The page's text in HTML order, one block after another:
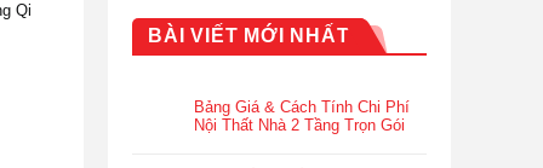
Qi
BÀI VIẾT MỚI NHẤT
Bảng Giá & Cách Tính Chi Phí
Nội Thất Nhà 2 Tầng Trọn Gói